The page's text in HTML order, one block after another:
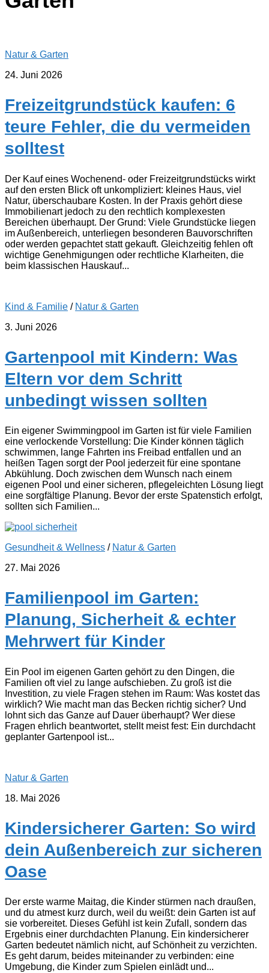
Natur & Garten
24. Juni 2026
Freizeitgrundstück kaufen: 6
teure Fehler, die du vermeiden
solltest
Der Kauf eines Wochenend- oder Freizeitgrundstücks wirkt
auf den ersten Blick oft unkompliziert: kleines Haus, viel
Natur, überschaubare Kosten. In der Praxis gehört diese
Immobilienart jedoch zu den rechtlich komplexesten
Bereichen überhaupt. Der Grund: Viele Grundstücke liegen
im Außenbereich, unterliegen besonderen Bauvorschriften
oder werden gepachtet statt gekauft. Gleichzeitig fehlen oft
wichtige Genehmigungen oder rechtliche Klarheiten, die
beim klassischen Hauskauf...
Kind & Familie / Natur & Garten
3. Juni 2026
Gartenpool mit Kindern: Was
Eltern vor dem Schritt
unbedingt wissen sollten
Ein eigener Swimmingpool im Garten ist für viele Familien
eine verlockende Vorstellung: Die Kinder können täglich
schwimmen, lange Fahrten ins Freibad entfallen und an
heißen Tagen sorgt der Pool jederzeit für eine spontane
Abkühlung. Doch zwischen dem Wunsch nach einem
eigenen Pool und einer sicheren, pflegeleichten Lösung liegt
eine sorgfältige Planung. Bevor der erste Spatenstich erfolgt,
sollten sich Familien...
Gesundheit & Wellness / Natur & Garten
27. Mai 2026
Familienpool im Garten:
Planung, Sicherheit & echter
Mehrwert für Kinder
Ein Pool im eigenen Garten gehört zu den Dingen, die
Familien oft viel zu lange aufschieben. Zu groß ist die
Investition, zu viele Fragen stehen im Raum: Was kostet das
wirklich? Wie macht man das Becken richtig sicher? Und
lohnt sich das Ganze auf Dauer überhaupt? Wer diese
Fragen ehrlich beantwortet, stellt meist fest: Ein durchdacht
geplanter Gartenpool ist...
Natur & Garten
18. Mai 2026
Kindersicherer Garten: So wird
dein Außenbereich zur sicheren
Oase
Der erste warme Maitag, die Kinder stürmen nach draußen,
und du atmest kurz durch, weil du weißt: dein Garten ist auf
sie vorbereitet. Dieses Gefühl ist kein Zufall, sondern das
Ergebnis einer durchdachten Planung. Ein kindersicherer
Garten bedeutet nämlich nicht, auf Schönheit zu verzichten.
Es geht darum, beides miteinander zu verbinden: eine
Umgebung, die Kinder zum Spielen einlädt und...